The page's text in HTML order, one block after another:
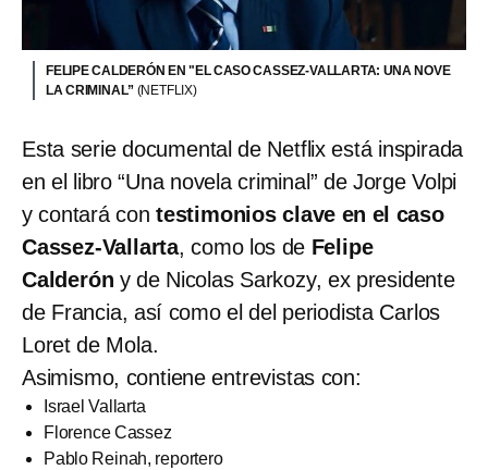
FELIPE CALDERÓN EN "EL CASO CASSEZ-VALLARTA: UNA NOVE
LA CRIMINAL” (NETFLIX)
Esta serie documental de Netflix está inspirada
en el libro “Una novela criminal” de Jorge Volpi
y contará contestimonios clave en el caso
Cassez-Vallarta, como los de Felipe
Calderón y de Nicolas Sarkozy, ex presidente
de Francia, así como el del periodista Carlos
Loret de Mola.
Asimismo, contiene entrevistas con:
Israel Vallarta
Florence Cassez
Pablo Reinah, reportero